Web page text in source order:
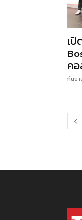
เปิ
คอ
กันยา